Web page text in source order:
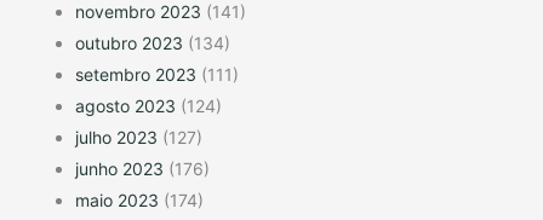
novembro 2023 (141)
outubro 2023 (134)
setembro 2023 (111)
agosto 2023 (124)
julho 2023 (127)
junho 2023 (176)
maio 2023 (174)